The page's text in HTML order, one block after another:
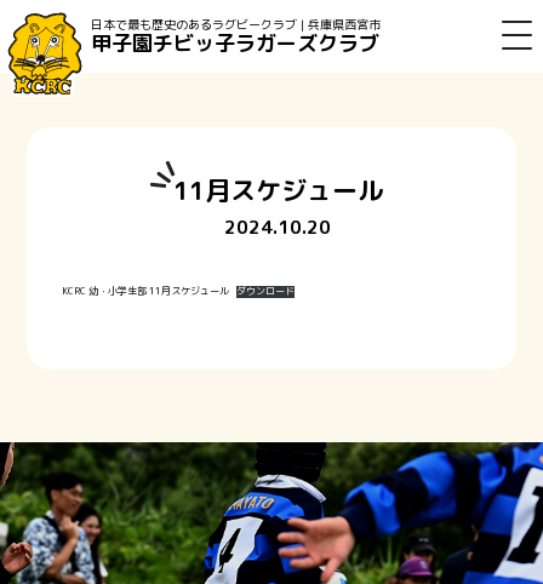
日本で最も歴史のあるラグビークラブ | 兵庫県西宮市
甲子園チビッ子ラガーズクラブ
11月スケジュール
2024.10.20
KCRC 幼・小学生部 11月スケジュール ダウンロード